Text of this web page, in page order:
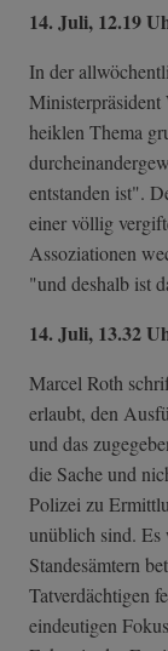
14. Juli, 12.19
In der
heiklen Thema
entstanden ist".
einer völlig
Assoziationen
"und deshalb ist
14. Juli, 13.32
Marcel Roth
erlaubt, den
und das
die Sache und
Polizei zu
unüblich sind. Es
Standesämtern
Tatverdächtigen
eindeutigen